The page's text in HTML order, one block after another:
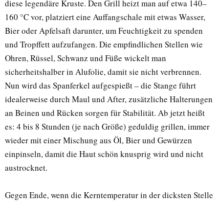
diese legendäre Kruste. Den Grill heizt man auf etwa 140–
160 °C vor, platziert eine Auffangschale mit etwas Wasser,
Bier oder Apfelsaft darunter, um Feuchtigkeit zu spenden
und Tropffett aufzufangen. Die empfindlichen Stellen wie
Ohren, Rüssel, Schwanz und Füße wickelt man
sicherheitshalber in Alufolie, damit sie nicht verbrennen.
Nun wird das Spanferkel aufgespießt – die Stange führt
idealerweise durch Maul und After, zusätzliche Halterungen
an Beinen und Rücken sorgen für Stabilität. Ab jetzt heißt
es: 4 bis 8 Stunden (je nach Größe) geduldig grillen, immer
wieder mit einer Mischung aus Öl, Bier und Gewürzen
einpinseln, damit die Haut schön knusprig wird und nicht
austrocknet.
Gegen Ende, wenn die Kerntemperatur in der dicksten Stelle